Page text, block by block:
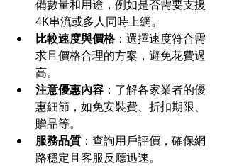
備數量和用途，例如是否需要支援
4K串流或多人同時上網。
比較速度與價格：選擇速度符合需
求且價格合理的方案，避免花費過
高。
注意優惠內容 ：了解各家業者的優
惠細節，如免安裝費、折扣期限、
贈品等。
服務品質 ：查詢用戶評價，確保網
路穩定且客服反應迅速。